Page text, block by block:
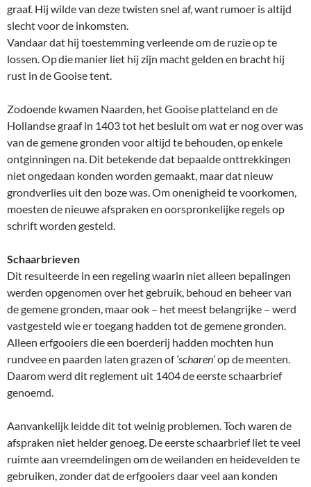
graaf. Hij wilde van deze twisten snel af, want rumoer is altijd
slecht voor de inkomsten.
Vandaar dat hij toestemming verleende om de ruzie op te
lossen. Op die manier liet hij zijn macht gelden en bracht hij
rust in de Gooise tent.
Zodoende kwamen Naarden, het Gooise platteland en de
Hollandse graaf in 1403 tot het besluit om wat er nog over was
van de gemene gronden voor altijd te behouden, op enkele
ontginningen na. Dit betekende dat bepaalde onttrekkingen
niet ongedaan konden worden gemaakt, maar dat nieuw
grondverlies uit den boze was. Om onenigheid te voorkomen,
moesten de nieuwe afspraken en oorspronkelijke regels op
schrift worden gesteld.
Schaarbrieven
Dit resulteerde in een regeling waarin niet alleen bepalingen
werden opgenomen over het gebruik, behoud en beheer van
de gemene gronden, maar ook – het meest belangrijke – werd
vastgesteld wie er toegang hadden tot de gemene gronden.
Alleen erfgooiers die een boerderij hadden mochten hun
rundvee en paarden laten grazen of‘scharen’op de meenten.
Daarom werd dit reglement uit 1404 de eerste schaarbrief
genoemd.
Aanvankelijk leidde dit tot weinig problemen. Toch waren de
afspraken niet helder genoeg. De eerste schaarbrief liet te veel
ruimte aan vreemdelingen om de weilanden en heidevelden te
gebruiken, zonder dat de erfgooiers daar veel aan konden